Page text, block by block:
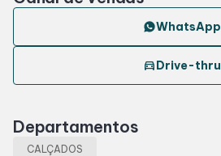
Lojas
WhatsApp
directions_carDrive-thru
Departamentos
CALÇADOS